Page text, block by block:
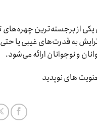
یکی از برجسته‌ترین
به قدرت‌های غیبی یا
و نوجوانان ارائه می‌شود.
های نوپدید